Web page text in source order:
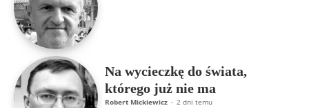
Na wycieczkę do świata,
którego już nie ma
Robert Mickiewicz - 2 dni temu